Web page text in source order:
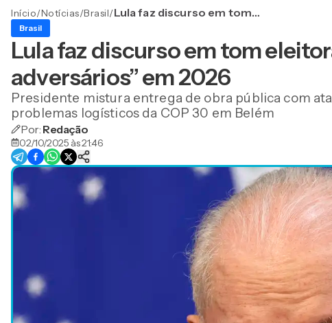
Início/Notícias/Brasil/Lula faz discurso em tom
2026
Brasil
Lula faz discurso em tom
adversários” em 2026
Presidente mistura entrega de obra pública com
problemas logísticos da COP 30 em Belém
Por: Redação
02/10/2025 às 21:46